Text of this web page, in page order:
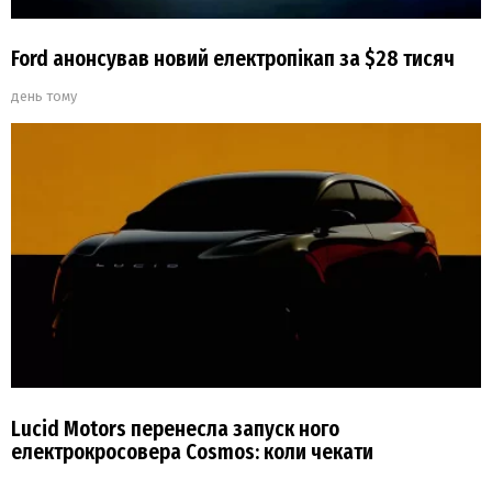
Ford анонсував новий електропікап за $28 тисяч
день тому
Lucid Motors перенесла запуск ного
електрокросовера Cosmos: коли чекати